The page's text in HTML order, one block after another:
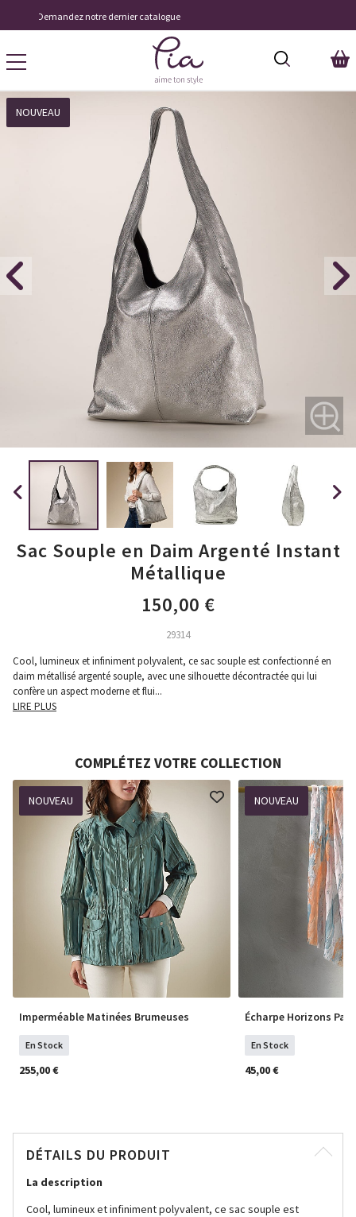
Livraison À Domicile 9,95 €
NOUVEAU
Sac Souple en Daim Argenté Instant
Métallique
150,00 €
29314
Cool, lumineux et infiniment polyvalent, ce sac souple est confectionné en
daim métallisé argenté souple, avec une silhouette décontractée qui lui
confère un aspect moderne et flui...
LIRE PLUS
COMPLÉTEZ VOTRE COLLECTION
NOUVEAU
Imperméable Matinées Brumeuses
En Stock
255,00 €
NOUVEAU
Écharpe Horizons
En Stock
45,00 €
DÉTAILS DU PRODUIT
La description
Cool, lumineux et infiniment polyvalent, ce sac souple est